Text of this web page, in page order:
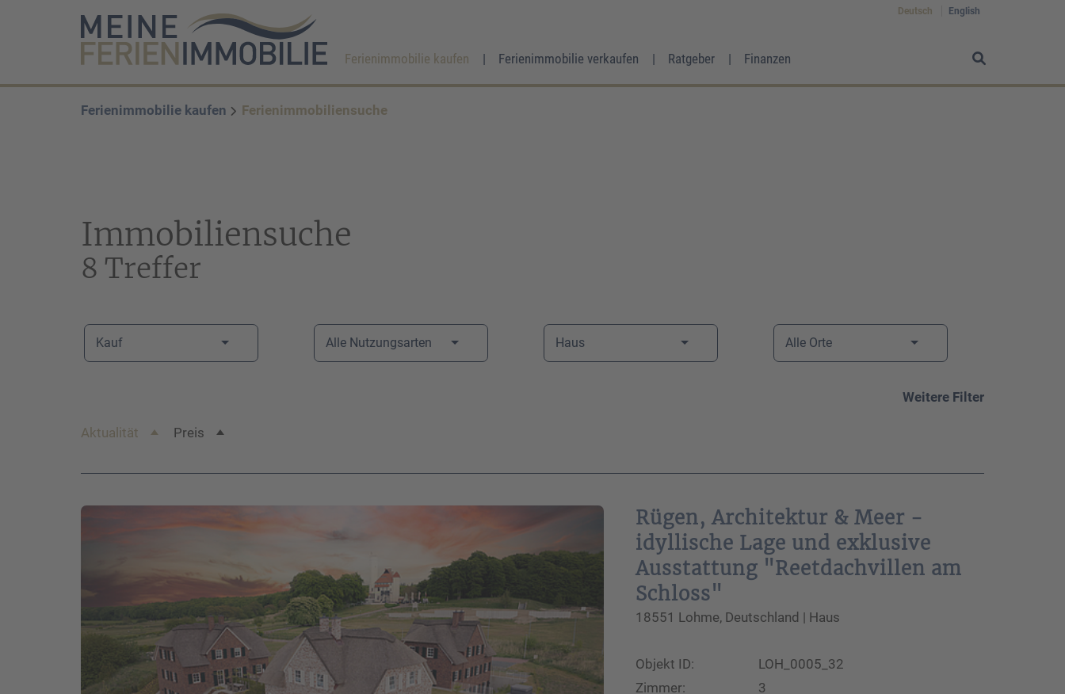
Deutsch English
Ferienimmobilie kaufen Ferienimmobilie verkaufen Ratgeber Finanzen
Ihre Nachricht an uns
Bitte beachten Sie unsereHinweise zum Datenschutz
Ferienimmobilie kaufen Ferienimmobiliensuche
Immobiliensuche
8 Treffer
Kauf Alle Nutzungsarten Haus Alle Orte
Weitere Filter
Aktualität Preis
Rügen, Architektur & Meer -
idyllische Lage und exklusive
Ausstattung "Reetdachvillen am
Schloss"
18551 Lohme, Deutschland | Haus
Objekt ID:
LOH_0005_32
Zimmer:
3